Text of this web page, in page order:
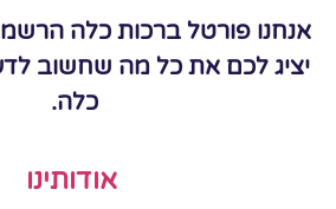
פורטל ברכות כלה הרשמי של
לכם את כל מה שחשוב לדעת
אודותינו